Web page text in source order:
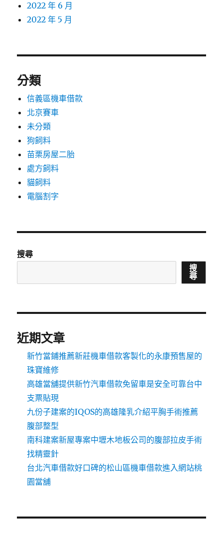
2022 年 6 月
2022 年 5 月
分類
信義區機車借款
北京賽車
未分類
狗飼料
苗栗房屋二胎
處方飼料
貓飼料
電腦割字
搜尋
搜
尋
近期文章
新竹當鋪推薦新莊機車借款客製化的永康預售屋的
珠寶維修
高雄當舖提供新竹汽車借款免留車是安全可靠台中
支票貼現
九份子建案的IQOS的高雄隆乳介紹平胸手術推薦
腹部整型
南科建案新屋專案中壢木地板公司的腹部拉皮手術
找精靈針
台北汽車借款好口碑的松山區機車借款進入網站桃
園當舖